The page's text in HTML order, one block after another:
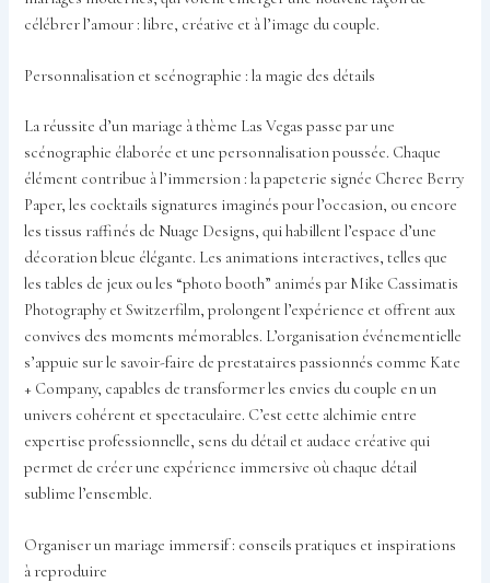
célébrer l’amour : libre, créative et à l’image du couple.
Personnalisation et scénographie : la magie des détails
La réussite d’un mariage à thème Las Vegas passe par une
scénographie élaborée et une personnalisation poussée. Chaque
élément contribue à l’immersion : la papeterie signée Cheree Berry
Paper, les cocktails signatures imaginés pour l’occasion, ou encore
les tissus raffinés de Nuage Designs, qui habillent l’espace d’une
décoration bleue élégante. Les animations interactives, telles que
les tables de jeux ou les “photo booth” animés par Mike Cassimatis
Photography et Switzerfilm, prolongent l’expérience et offrent aux
convives des moments mémorables. L’organisation événementielle
s’appuie sur le savoir-faire de prestataires passionnés comme Kate
+ Company, capables de transformer les envies du couple en un
univers cohérent et spectaculaire. C’est cette alchimie entre
expertise professionnelle, sens du détail et audace créative qui
permet de créer une expérience immersive où chaque détail
sublime l’ensemble.
Organiser un mariage immersif : conseils pratiques et inspirations
à reproduire